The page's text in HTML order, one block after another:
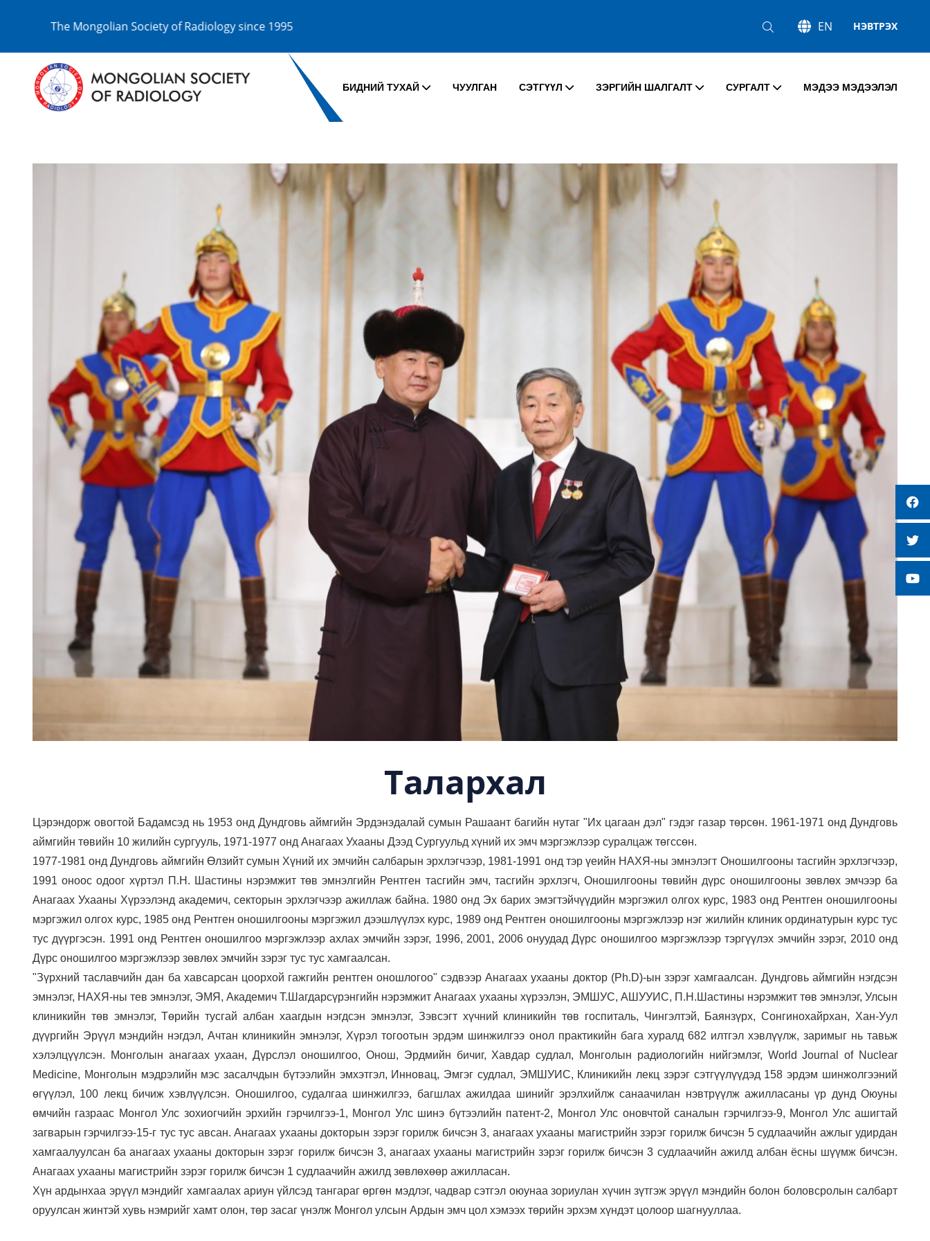
The Mongolian Society of Radiology since 1995 EN НЭВТРЭХ
БИДНИЙ ТУХАЙ ЧУУЛГАН СЭТГҮҮЛ ЗЭРГИЙН ШАЛГАЛТ СУРГАЛТ МЭДЭЭ МЭДЭЭЛЭЛ
Талархал
Цэрэндорж овогтой Бадамсэд нь 1953 онд Дундговь аймгийн Эрдэнэдалай сумын Рашаант багийн нутаг "Их цагаан дэл" гэдэг газар төрсөн. 1961-1971 онд Дундговь
аймгийн төвийн 10 жилийн сургууль, 1971-1977 онд Анагаах Ухааны Дээд Сургуульд хүний их эмч мэргэжлээр суралцаж төгссөн.
1977-1981 онд Дундговь аймгийн Өлзийт сумын Хүний их эмчийн салбарын эрхлэгчээр, 1981-1991 онд тэр үеийн НАХЯ-ны эмнэлэгт Оношилгооны тасгийн эрхлэгчээр,
1991 оноос одоог хүртэл П.Н. Шастины нэрэмжит төв эмнэлгийн Рентген тасгийн эмч, тасгийн эрхлэгч, Оношилгооны төвийн дүрс оношилгооны зөвлөх эмчээр ба
Анагаах Ухааны Хүрээлэнд академич, секторын эрхлэгчээр ажиллаж байна. 1980 онд Эх барих эмэгтэйчүүдийн мэргэжил олгох курс, 1983 онд Рентген оношилгооны
мэргэжил олгох курс, 1985 онд Рентген оношилгооны мэргэжил дээшлүүлэх курс, 1989 онд Рентген оношилгооны мэргэжлээр нэг жилийн клиник ординатурын курс тус
тус дүүргэсэн. 1991 онд Рентген оношилгоо мэргэжлээр ахлах эмчийн зэрэг, 1996, 2001, 2006 онуудад Дүрс оношилгоо мэргэжлээр тэргүүлэх эмчийн зэрэг, 2010 онд
Дүрс оношилгоо мэргэжлээр зөвлөх эмчийн зэрэг тус тус хамгаалсан.
"Зүрхний таславчийн дан ба хавсарсан цоорхой гажгийн рентген оношлогоо" сэдвээр Анагаах ухааны доктор (Ph.D)-ын зэрэг хамгаалсан. Дундговь аймгийн нэгдсэн
эмнэлэг, НАХЯ-ны тев эмнэлэг, ЭМЯ, Академич Т.Шагдарсүрэнгийн нэрэмжит Анагаах ухааны хүрээлэн, ЭМШУС, АШУУИС, П.Н.Шастины нэрэмжит төв эмнэлэг, Улсын
клиникийн төв эмнэлэг, Төрийн тусгай албан хаагдын нэгдсэн эмнэлэг, Зэвсэгт хүчний клиникийн төв госпиталь, Чингэлтэй, Баянзүрх, Сонгинохайрхан, Хан-Уул
дүүргийн Эрүүл мэндийн нэгдэл, Ачтан клиникийн эмнэлэг, Хүрэл тогоотын эрдэм шинжилгээ онол практикийн бага хуралд 682 илтгэл хэвлүүлж, заримыг нь тавьж
хэлэлцүүлсэн. Монголын анагаах ухаан, Дүрслэл оношилгоо, Онош, Эрдмийн бичиг, Хавдар судлал, Монголын радиологийн нийгэмлэг, World Journal of Nuclear
Medicine, Монголын мэдрэлийн мэс засалчдын бүтээлийн эмхэтгэл, Инновац, Эмгэг судлал, ЭМШУИС, Клиникийн лекц зэрэг сэтгүүлүүдэд 158 эрдэм шинжолгээний
өгүүлэл, 100 лекц бичиж хэвлүүлсэн. Оношилгоо, судалгаа шинжилгээ, багшлах ажилдаа шинийг эрэлхийлж санаачилан нэвтрүүлж ажилласаны үр дунд Оюуны
өмчийн газраас Монгол Улс зохиогчийн эрхийн гэрчилгээ-1, Монгол Улс шинэ бүтээлийн патент-2, Монгол Улс оновчтой саналын гэрчилгээ-9, Монгол Улс ашигтай
загварын гэрчилгээ-15-г тус тус авсан. Анагаах ухааны докторын зэрэг горилж бичсэн 3, анагаах ухааны магистрийн зэрэг горилж бичсэн 5 судлаачийн ажлыг удирдан
хамгаалуулсан ба анагаах ухааны докторын зэрэг горилж бичсэн 3, анагаах ухааны магистрийн зэрэг горилж бичсэн 3 судлаачийн ажилд албан ёсны шүүмж бичсэн.
Анагаах ухааны магистрийн зэрэг горилж бичсэн 1 судлаачийн ажилд зөвлөхөөр ажилласан.
Хүн ардынхаа эрүүл мэндийг хамгаалах ариун үйлсэд тангараг өргөн мэдлэг, чадвар сэтгэл оюунаа зориулан хүчин зүтгэж эрүүл мэндийн болон боловсролын салбарт
оруулсан жинтэй хувь нэмрийг хамт олон, төр засаг үнэлж Монгол улсын Ардын эмч цол хэмээх төрийн эрхэм хүндэт цолоор шагнууллаа.